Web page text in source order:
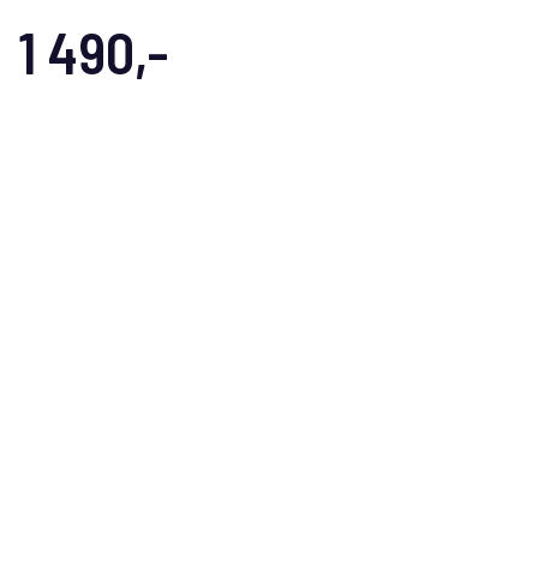
1 490,-